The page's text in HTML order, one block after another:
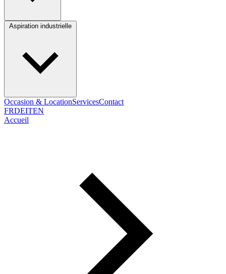
Occasion & LocationServicesContact
FRDEITEN
Accueil